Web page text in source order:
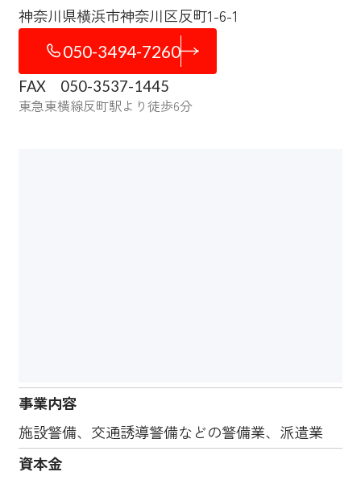
神奈川県横浜市神奈川区反町1-6-1
050-3494-7260
FAX 050-3537-1445
東急東横線反町駅より徒歩6分
事業内容
施設警備、交通誘導警備などの警備業、派遣業
資本金